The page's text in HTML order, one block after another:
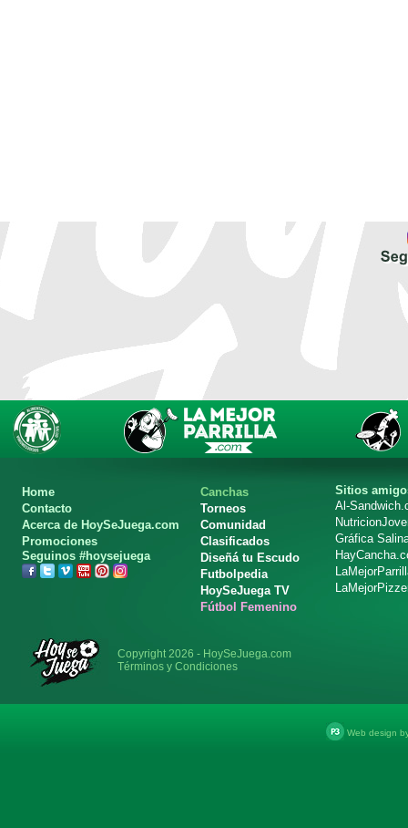
Home
Contacto
Acerca de HoySeJuega.com
Promociones
Seguinos #hoysejuega
Canchas
Torneos
Comunidad
Clasificados
Diseñá tu Escudo
Futbolpedia
HoySeJuega TV
Fútbol Femenino
Sitios
Al-
Gráfica
Copyright 2026 - HoySeJuega.com
Términos y Condiciones
Web design